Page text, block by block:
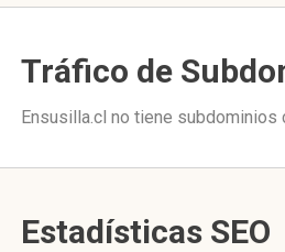
Tráfico de
Ensusilla.cl no tiene subdominios
Estadísticas SEO